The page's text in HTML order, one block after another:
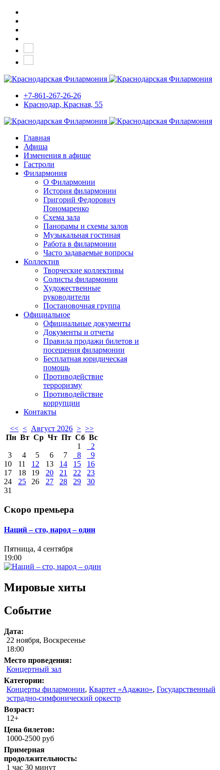
+7-861-267-26-26
Краснодар, Красная, 55
Главная
Афиша
Изменения в афише
Гастроли
Филармония
О Филармонии
История филармонии
Григорий Федорович
Пономаренко
Схема зала
Панорамы и схемы залов
Музыкальная гостиная
Работа в филармонии
Часто задаваемые вопросы
Коллектив
Творческие коллективы
Солисты филармонии
Художественные
руководители
Постановочная группа
Официальное
Официальные документы
Документы и отчеты
Правила продажи билетов и
посещения филармонии
Бесплатная юридическая
помощь
Противодействие
терроризму
Противодействие
коррупции
Контакты
<< < Август 2026 > >>
Пн Вт Ср Чт Пт Сб Вс
1
2
3
4 5 6 7 8
9
10
11 12 13 14 15
16
17
18 19 20 21 22
23
24
25 26 27 28 29
30
31
Скоро премьера
Наций – сто, народ – один
Пятница, 4 сентября
19:00
Мировые хиты
Событие
Дата:
22 ноября, Воскресенье
18:00
Место проведения:
Концертный зал
Категории:
Концерты филармонии, Квартет «Адажио», Государственный
эстрадно-симфонический оркестр
Возраст:
12+
Цена билетов:
1000-2500 руб
Примерная
продолжительность:
1 час 30 минут